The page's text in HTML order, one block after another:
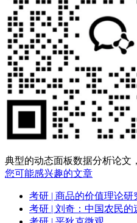
典型的动态面板数据分析论文
您可能感兴趣的文章
考研 | 商品的价值理论研
考研 | 刘奇：中国农民的